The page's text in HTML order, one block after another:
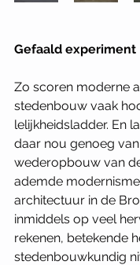
Gefaald experiment
Zo scoren moderne
stedenbouw vaak
lelijkheidsladder. En
daar nou genoeg
wederopbouw van
ademde
architectuur in de
inmiddels op veel
rekenen, betekende
stedenbouwkundig